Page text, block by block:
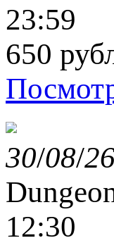
23:59
650
30/08/
12:30